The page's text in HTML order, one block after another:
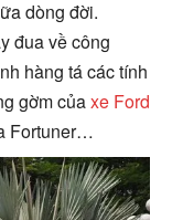
dòng đời.
đua về công
hàng tá các tính
gờm củaxe Ford
Fortuner…